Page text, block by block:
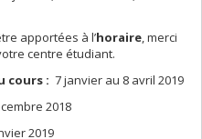
apportées à l’horaire, merci
centre étudiant.
cours : 7 janvier au 8 avril 2019
2018
2019